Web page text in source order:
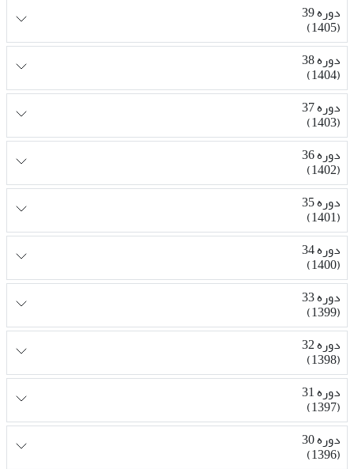
دوره 39
(1405)
دوره 38
(1404)
دوره 37
(1403)
دوره 36
(1402)
دوره 35
(1401)
دوره 34
(1400)
دوره 33
(1399)
دوره 32
(1398)
دوره 31
(1397)
دوره 30
(1396)